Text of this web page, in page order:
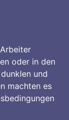
oder in den
und
machten es